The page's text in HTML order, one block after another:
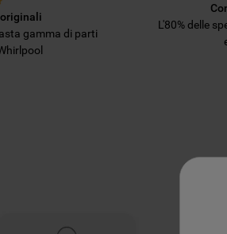
gamma di parti
L'80% delle